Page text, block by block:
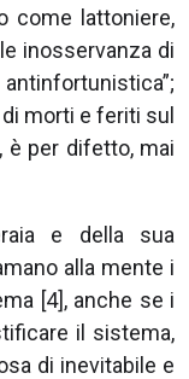
come lattoniere,
inosservanza di
morti e feriti sul
è per difetto, mai
e della sua
alla mente i
[4], anche se i
il sistema,
di inevitabile e